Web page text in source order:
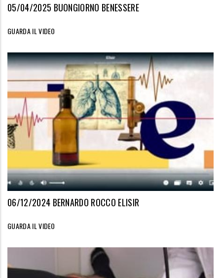
05/04/2025 BUONGIORNO BENESSERE
GUARDA IL VIDEO
06/12/2024 BERNARDO ROCCO ELISIR
GUARDA IL VIDEO